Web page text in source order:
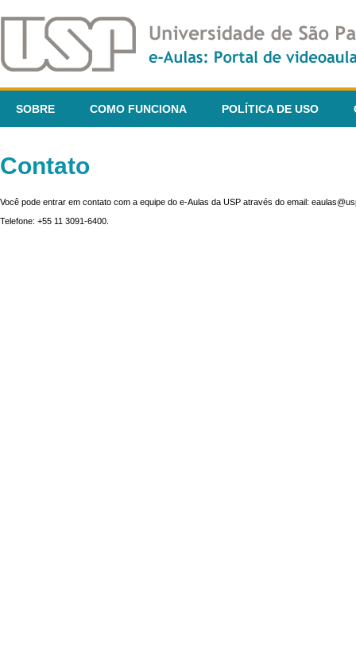
SOBRE COMO FUNCIONA POLÍTICA DE USO
Contato
Você pode entrar em contato com a equipe do e-Aulas da USP através do email:
Telefone: +55 11 3091-6400.